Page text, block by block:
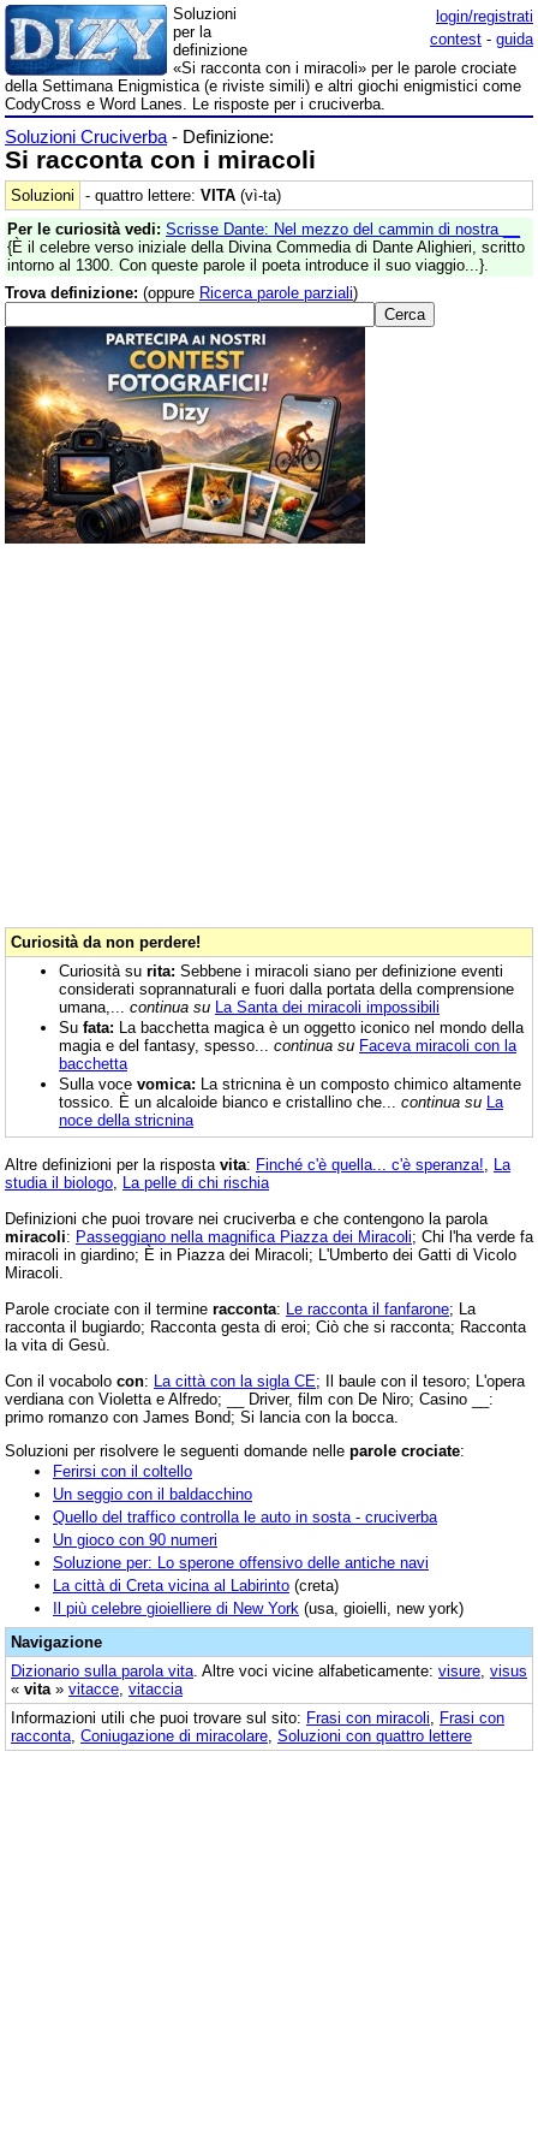
login/registrati
contest - guida
Soluzioni
per la
definizione
«Si racconta con i miracoli» per le parole crociate
della Settimana Enigmistica (e riviste simili) e altri giochi enigmistici come
CodyCross e Word Lanes. Le risposte per i cruciverba.
Soluzioni Cruciverba - Definizione:
Si racconta con i miracoli
Soluzioni - quattro lettere: VITA (vì-ta)
Per le curiosità vedi: Scrisse Dante: Nel mezzo del cammin di nostra __
{È il celebre verso iniziale della Divina Commedia di Dante Alighieri, scritto
intorno al 1300. Con queste parole il poeta introduce il suo viaggio...}.
Trova definizione: (oppure Ricerca parole parziali)
Curiosità da non perdere!
Curiosità su rita: Sebbene i miracoli siano per definizione eventi
considerati soprannaturali e fuori dalla portata della comprensione
umana,... continua su La Santa dei miracoli impossibili
Su fata: La bacchetta magica è un oggetto iconico nel mondo della
magia e del fantasy, spesso... continua su Faceva miracoli con la
bacchetta
Sulla voce vomica: La stricnina è un composto chimico altamente
tossico. È un alcaloide bianco e cristallino che... continua su La
noce della stricnina
Altre definizioni per la risposta vita: Finché c'è quella... c'è speranza!
La
studia il biologo La pelle di chi rischia
Definizioni che puoi trovare nei cruciverba e che contengono la parola
miracoli: Passeggiano nella magnifica Piazza dei Miracoli; Chi l'ha verde fa
miracoli in giardino; È in Piazza dei Miracoli; L'Umberto dei Gatti di Vicolo
Miracoli.
Parole crociate con il termine racconta: Le racconta il fanfarone; La
racconta il bugiardo; Racconta gesta di eroi; Ciò che si racconta; Racconta
la vita di Gesù.
Con il vocabolo con: La città con la sigla CE; Il baule con il tesoro; L'opera
verdiana con Violetta e Alfredo; __ Driver, film con De Niro; Casino __:
primo romanzo con James Bond; Si lancia con la bocca.
Soluzioni per risolvere le seguenti domande nelle parole crociate:
Ferirsi con il coltello
Un seggio con il baldacchino
Quello del traffico controlla le auto in sosta - cruciverba
Un gioco con 90 numeri
Soluzione per: Lo sperone offensivo delle antiche navi
La città di Creta vicina al Labirinto (creta)
Il più celebre gioielliere di New York (usa, gioielli, new york)
Navigazione
Dizionario sulla parola vita . Altre voci vicine alfabeticamente: visure visus
« vita » vitacce vitaccia
Informazioni utili che puoi trovare sul sito: Frasi con miracoli
Frasi con
racconta Coniugazione di miracolare Soluzioni con quattro lettere